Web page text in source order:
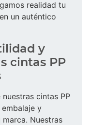
realidad tu
un auténtico
y
cintas PP
cintas PP
y
Nuestras